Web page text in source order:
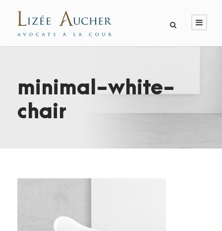
minimal-white-
chair